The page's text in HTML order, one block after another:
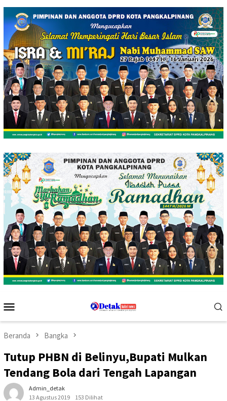
Loncat
konten
Mobile
Beranda Bangka
Tutup PHBN di Belinyu,Bupati Mulkan
Tendang Bola dari Tengah Lapangan
Admin_detak
13 Agustus 2019
153 Dilihat